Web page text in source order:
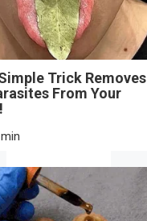
Trick Removes
From Your